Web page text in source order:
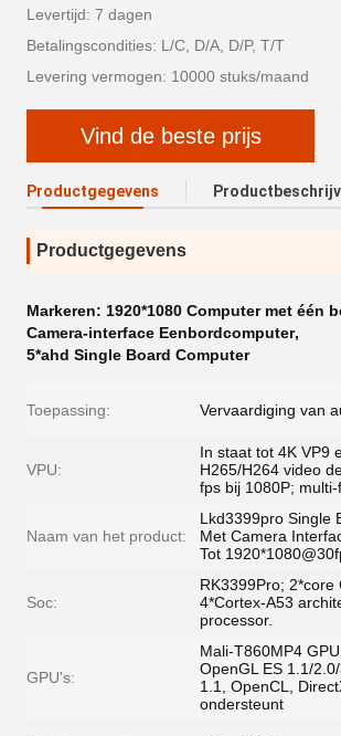
Levertijd: 7 dagen
Betalingscondities: L/C, D/A, D/P, T/T
Levering vermogen: 10000 stuks/maand
Vind de beste prijs
Productgegevens
Productgegevens
Markeren: 1920*1080 Computer met één
Camera-interface Eenbordcomputer,
5*ahd Single Board Computer
Toepassing: Vervaardiging van
VPU:
In staat tot 4K VP9
H265/H264 video
fps bij 1080P;
Naam van het product:
Lkd3399pro Single
Met Camera
Tot
Soc:
RK3399Pro; 2*core
4*Cortex-A53
processor.
GPU's:
Mali-T860MP4
OpenGL ES 1.1/
1.1, OpenCL,
ondersteunt